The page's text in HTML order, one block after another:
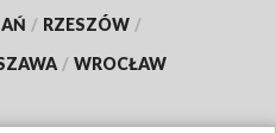
/ RZESZÓW /
/ WROCŁAW